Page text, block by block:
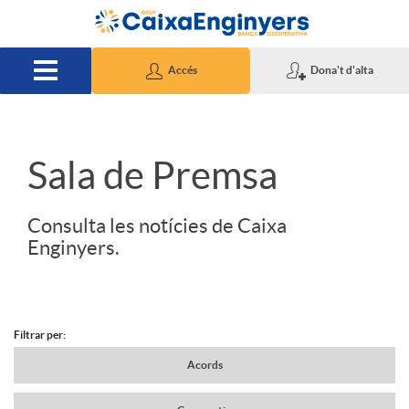
Salta al contingut principal
Accés Dona't d'alta
S
d
Sala de Premsa
Consulta les notícies de Caixa
Enginyers.
N
Filtrar per:
Acords